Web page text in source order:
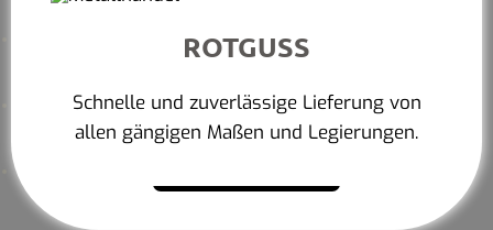
ROTGUSS
Schnelle und zuverlässige Lieferung von
allen gängigen Maßen und Legierungen.